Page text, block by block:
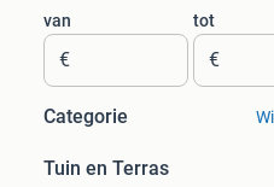
van
€
tot
€
Categorie
Tuin en Terras